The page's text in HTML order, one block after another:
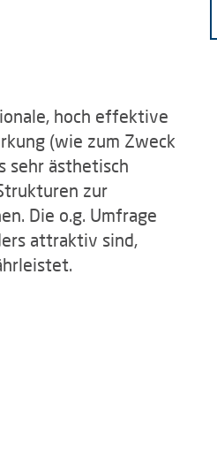
hoch effektive
(wie zum Zweck
sehr ästhetisch
zur
Die o.g. Umfrage
attraktiv sind,